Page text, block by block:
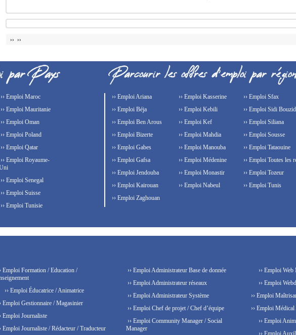
›› ››
›› Emploi Maroc
›› Emploi Mauritanie
›› Emploi Oman
›› Emploi Poland
›› Emploi Qatar
›› Emploi Royaume-
›› Emploi Senegal
›› Emploi Suisse
›› Emploi Tunisie
›› Emploi Ariana
›› Emploi Béja
›› Emploi Ben Arous
›› Emploi Bizerte
›› Emploi Gabes
›› Emploi Gafsa
›› Emploi Jendouba
›› Emploi Kairouan
›› Emploi Kasserine
›› Emploi Kebili
›› Emploi Kef
›› Emploi Mahdia
›› Emploi Manouba
›› Emploi Médenine
›› Emploi Monastir
›› Emploi Nabeul
›› Emploi Sfax
›› Emploi Sidi Bouzid
›› Emploi Siliana
›› Emploi Sousse
›› Emploi Tataouine
›› Emploi Toutes les
›› Emploi Tozeur
›› Emploi Tunis
›› Emploi Zaghouan
Emploi Formation / Education /
›› Emploi Éducatrice / Animatrice
Emploi Gestionnaire / Magasinier
Emploi Journaliste
Emploi Journaliste / Rédacteur / Traducteur
›› Emploi Administrateur Base de donnée
›› Emploi Administrateur réseaux
›› Emploi Administrateur Système
›› Emploi Chef de projet / Chef d’équipe
›› Emploi Community Manager / Social
Manager
›› Emploi
›› Emploi
›› Emploi
›› Emploi
›› Emploi
›› Emploi